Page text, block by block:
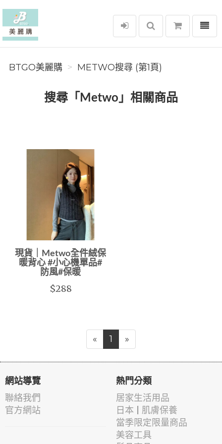
BTGO美麗購
選單
BTGO美麗購 METWO搜尋 (第1頁)
搜尋「Metwo」相關商品
現貨｜Metwo全件絨保
暖背心 #小心機單品#
防風#保暖
$288
« 1 »
網站導覽
聯絡我們
官方網站
熱門分類
居家生活用品
日本 | 肌膚保養
當季限定限量商品
美容工具